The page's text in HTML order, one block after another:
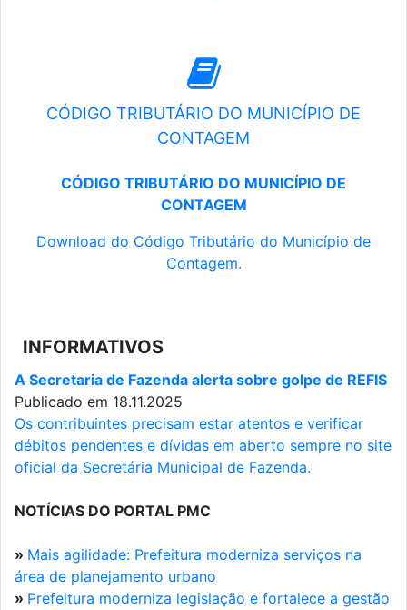
CÓDIGO TRIBUTÁRIO DO MUNICÍPIO DE
CONTAGEM
CÓDIGO TRIBUTÁRIO DO MUNICÍPIO DE
CONTAGEM
Download do Código Tributário do Município de
Contagem.
INFORMATIVOS
A Secretaria de Fazenda alerta sobre golpe de REFIS
Publicado em 18.11.2025
Os contribuintes precisam estar atentos e verificar
débitos pendentes e dívidas em aberto sempre no site
oficial da Secretária Municipal de Fazenda.
NOTÍCIAS DO PORTAL PMC
» Mais agilidade: Prefeitura moderniza serviços na
área de planejamento urbano
» Prefeitura moderniza legislação e fortalece a gestão